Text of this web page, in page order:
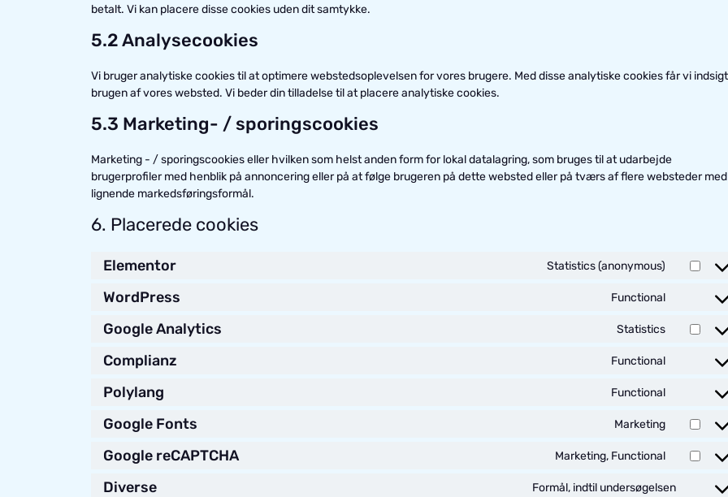
betalt. Vi kan placere disse cookies uden dit samtykke.
5.2 Analysecookies
Vi bruger analytiske cookies til at optimere webstedsoplevelsen for vores brugere. Med disse analytiske cookies får vi
brugen af ​​vores websted. Vi beder din tilladelse til at placere analytiske cookies.
5.3 Marketing- / sporingscookies
Marketing - / sporingscookies eller hvilken som helst anden form for lokal datalagring, som bruges til at udarbejde
brugerprofiler med henblik på annoncering eller på at følge brugeren på dette websted eller på tværs af flere websteder med
lignende markedsføringsformål.
6. Placerede cookies
Elementor Statistics (anonymous)
WordPress Functional
Google Analytics Statistics
Complianz Functional
Polylang Functional
Google Fonts Marketing
Google reCAPTCHA Marketing, Functional
Diverse Formål, indtil undersøgelsen